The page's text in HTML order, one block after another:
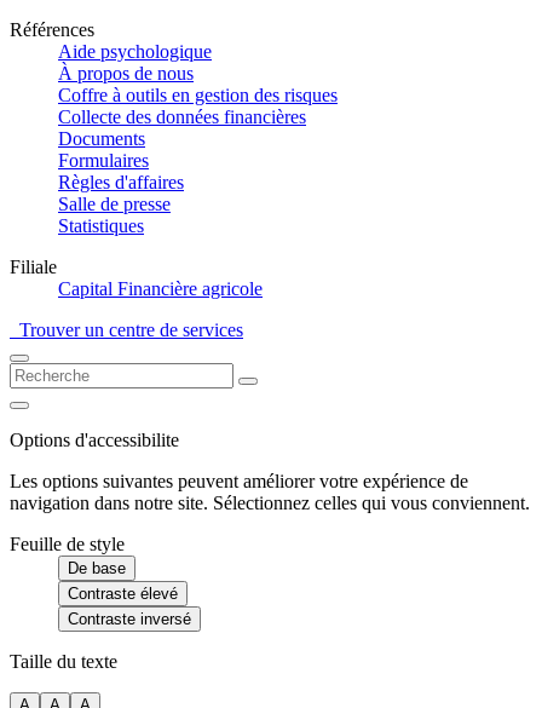
Références
Aide psychologique
À propos de nous
Coffre à outils en gestion des risques
Collecte des données financières
Documents
Formulaires
Règles d'affaires
Salle de presse
Statistiques
Filiale
Capital Financière agricole
Trouver un centre de services
Options d'accessibilite
Les options suivantes peuvent améliorer votre expérience de
navigation dans notre site. Sélectionnez celles qui vous conviennent.
Feuille de style
De base
Contraste élevé
Contraste inversé
Taille du texte